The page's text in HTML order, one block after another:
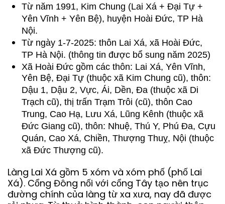
Từ năm 1991, Kim Chung (Lai Xá + Đại Tự +
Yên Vĩnh + Yên Bệ), huyện Hoài Đức, TP Hà
Nội.
Từ ngày 1-7-2025: thôn Lai Xá, xã Hoài Đức,
TP Hà Nội. (thông tin được bổ sung năm 2025)
Xã Hoài Đức gồm các thôn: Lai Xá, Yên Vĩnh,
Yên Bệ, Đại Tự̣ (thuộc xã Kim Chung cũ), thôn:
Dậu 1, Dậu 2, Vực, Ái, Dền, Đa (thuộc xã Di
Trạch cũ), thị trấn Trạm Trôi (cũ), thôn Cao
Trung, Cao Hạ, Lưu Xá, Lũng Kênh (thuộc xã
Đức Giang cũ), thôn: Nhuệ, Thú Y, Phú Đa, Cựu
Quán, Cao Xá, Chiền, Thượng Thuỵ, Nội (thuộc
xã Đức Thượng cũ).
Làng Lai Xá gồm 5 xóm và xóm phố (phố Lai
Xá). Cổng Đông nối với cổng Tây tạo nên trục
đường chính của làng từ xa xưa, nay đã được